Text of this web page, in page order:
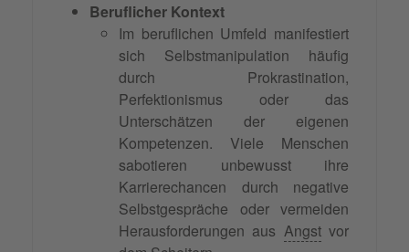
Beruflicher Kontext
Im beruflichen Umfeld manifestiert
sich Selbstmanipulation häufig
durch Prokrastination,
Perfektionismus oder das
Unterschätzen der eigenen
Kompetenzen. Viele Menschen
sabotieren unbewusst ihre
Karrierechancen durch negative
Selbstgespräche oder vermeiden
Herausforderungen aus Angstvor